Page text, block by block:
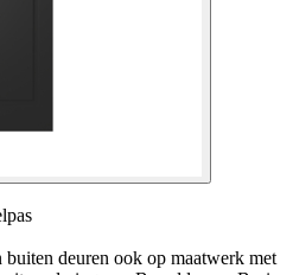
deuren ook op maatwerk met